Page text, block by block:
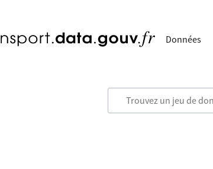
Données